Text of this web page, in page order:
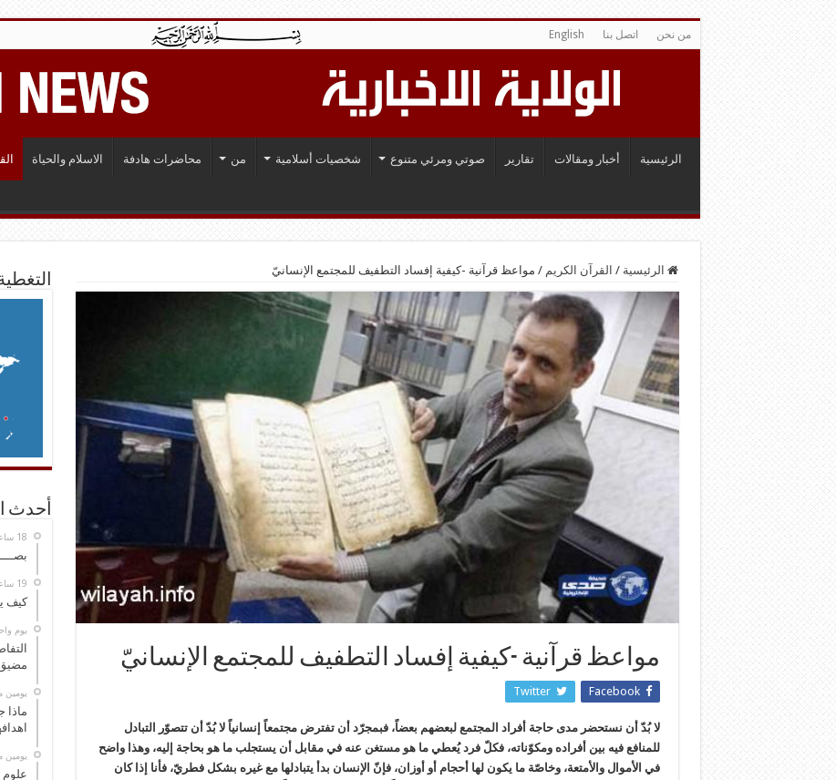
من نحن اتصل بنا English
الرئيسية أخبار ومقالات تقارير صوتي ومرئي متنوع شخصيات أسلامية من محاضرات هادفة الاسلام والحياة
الرئيسية / القرآن الكريم / مواعظ قرآنية -كيفية إفساد التطفيف للمجتمع الإنسانيّ
مواعظ قرآنية -كيفية إفساد التطفيف للمجتمع الإنسانيّ
Facebook
Twitter
لا بُدّ أن نستحضر مدى حاجة أفراد المجتمع لبعضهم بعضاً، فبمجرّد أن تفترض مجتمعاً إنسانياً لا بُدّ أن تتصوّر التبادل
للمنافع فيه بين أفراده ومكوّناته، فكلّ فرد يُعطي ما هو مستغن عنه في مقابل أن يستجلب ما هو بحاجة إليه، وهذا واضح
في الأموال والأمتعة، وخاصّة ما يكون لها أحجام أو أوزان، فإنّ الإنسان بدأ يتبادلها مع غيره بشكل فطريّ، فأنا إذا كان
أحدث
كيف
‏يوم
علوم